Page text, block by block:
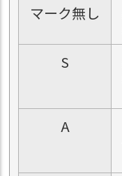
マーク無し
S
A